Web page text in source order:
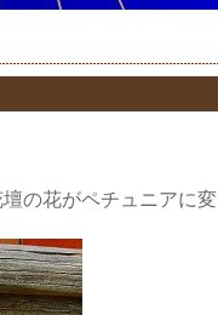
の花がペチュニアに変